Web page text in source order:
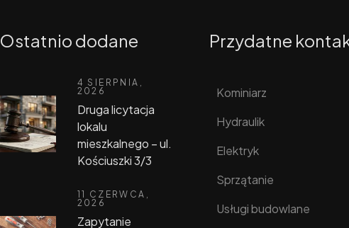
Ostatnio dodane
4 SIERPNIA,
2026
Druga licytacja
lokalu
mieszkalnego – ul.
Kościuszki 3/3
11 CZERWCA,
2026
Zapytanie
Przydatne
Kominiarz
Hydraulik
Elektryk
Sprzątanie
Usługi budowlane